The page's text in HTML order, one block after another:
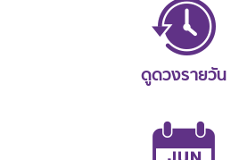
ดูดวงรายวัน